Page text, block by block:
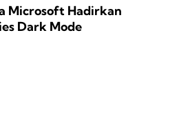
Microsoft Hadirkan
Dark Mode